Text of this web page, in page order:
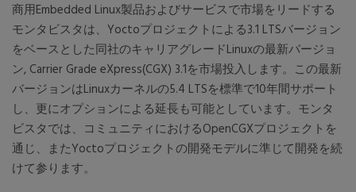
商用Embedded Linux製品およびサービスで市場をリードする
モンタビスタは、Yoctoプロジェクトによる3.1 LTSバージョン
をベースとした同社のキャリアグレードLinuxの最新バージョ
ン, Carrier Grade eXpress(CGX) 3.1を市場投入します。この最新
バージョンはLinuxカーネルの5.4 LTSを標準で10年間サポート
し、更にオプションによる延長も可能としています。モンタ
ビスタでは、コミュニティにおけるOpenCGXプロジェクトを
通じ、またYoctoプロジェクトの開発モデルに準じて開発を続
けて参ります。